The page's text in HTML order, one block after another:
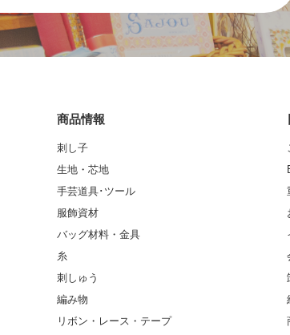
商品情報
刺し子
生地・芯地
手芸道具･ツール
服飾資材
バッグ材料・金具
糸
刺しゅう
編み物
リボン・レース・テープ